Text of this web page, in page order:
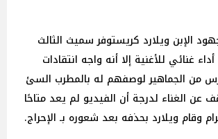
الإبن ويلارد كريستوفر سميث الثالث
غنائي للأغنية إلا أنه واجه انتقادات
من الجماهير لوصفهم له بالمطرب السئ
عن الغناء لدرجة أن الفيديو لم يعد متاحًا
وقام ويلارد بحذفه بعد شعوره بـ الإحراج.